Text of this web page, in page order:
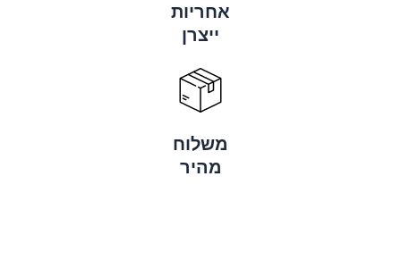
אחריות
ייצרן
משלוח
מהיר